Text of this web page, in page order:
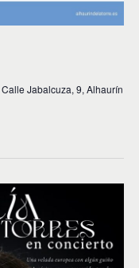
Calle Jabalcuza, 9, Alhaurín